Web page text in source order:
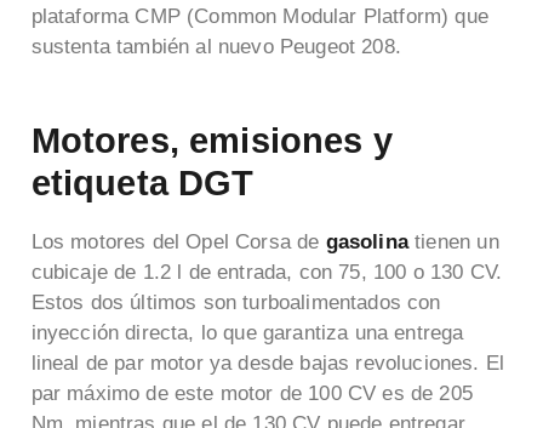
plataforma CMP (Common Modular Platform) que
sustenta también al nuevo Peugeot 208.
Motores, emisiones y
etiqueta DGT
Los motores del Opel Corsa de gasolinatienen un
cubicaje de 1.2 l de entrada, con 75, 100 o 130 CV.
Estos dos últimos son turboalimentados con
inyección directa, lo que garantiza una entrega
lineal de par motor ya desde bajas revoluciones. El
par máximo de este motor de 100 CV es de 205